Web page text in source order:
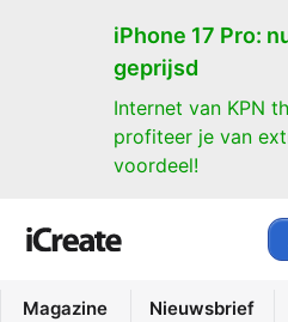
iPhone 17 Pro:
geprijsd
Internet van KPN
profiteer je van
voordeel!
Magazine Nieuwsbrief